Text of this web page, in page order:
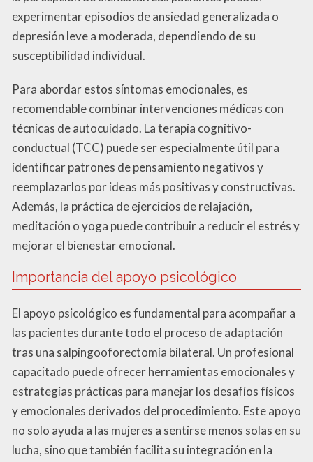
experimentar episodios de ansiedad generalizada o
depresión leve a moderada, dependiendo de su
susceptibilidad individual.
Para abordar estos síntomas emocionales, es
recomendable combinar intervenciones médicas con
técnicas de autocuidado. La terapia cognitivo-
conductual (TCC) puede ser especialmente útil para
identificar patrones de pensamiento negativos y
reemplazarlos por ideas más positivas y constructivas.
Además, la práctica de ejercicios de relajación,
meditación o yoga puede contribuir a reducir el estrés y
mejorar el bienestar emocional.
Importancia del apoyo psicológico
El apoyo psicológico es fundamental para acompañar a
las pacientes durante todo el proceso de adaptación
tras una salpingooforectomía bilateral. Un profesional
capacitado puede ofrecer herramientas emocionales y
estrategias prácticas para manejar los desafíos físicos
y emocionales derivados del procedimiento. Este apoyo
no solo ayuda a las mujeres a sentirse menos solas en su
lucha, sino que también facilita su integración en la